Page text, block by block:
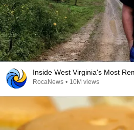
Inside West Virginia's Most
RocaNews • 10M views